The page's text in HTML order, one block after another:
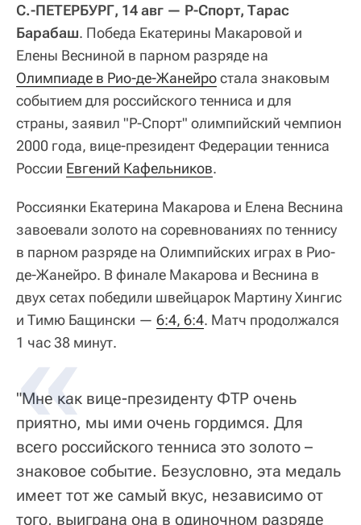
С.-ПЕТЕРБУРГ, 14 авг — Р-Спорт, Тарас
Барабаш. Победа Екатерины Макаровой и
Елены Весниной в парном разряде на
Олимпиаде в Рио-де-Жанейростала знаковым
событием для российского тенниса и для
страны, заявил "Р-Спорт" олимпийский чемпион
2000 года, вице-президент Федерации тенниса
России Евгений Кафельников.
Россиянки Екатерина Макарова и Елена Веснина
завоевали золото на соревнованиях по теннису
в парном разряде на Олимпийских играх в Рио-
де-Жанейро. В финале Макарова и Веснина в
двух сетах победили швейцарок Мартину Хингис
и Тимю Бащински — 6:4, 6:4. Матч продолжался
1 час 38 минут.
"Мне как вице-президенту ФТР очень
приятно, мы ими очень гордимся. Для
всего российского тенниса это золото –
знаковое событие. Безусловно, эта медаль
имеет тот же самый вкус, независимо от
того, выиграна она в одиночном разряде